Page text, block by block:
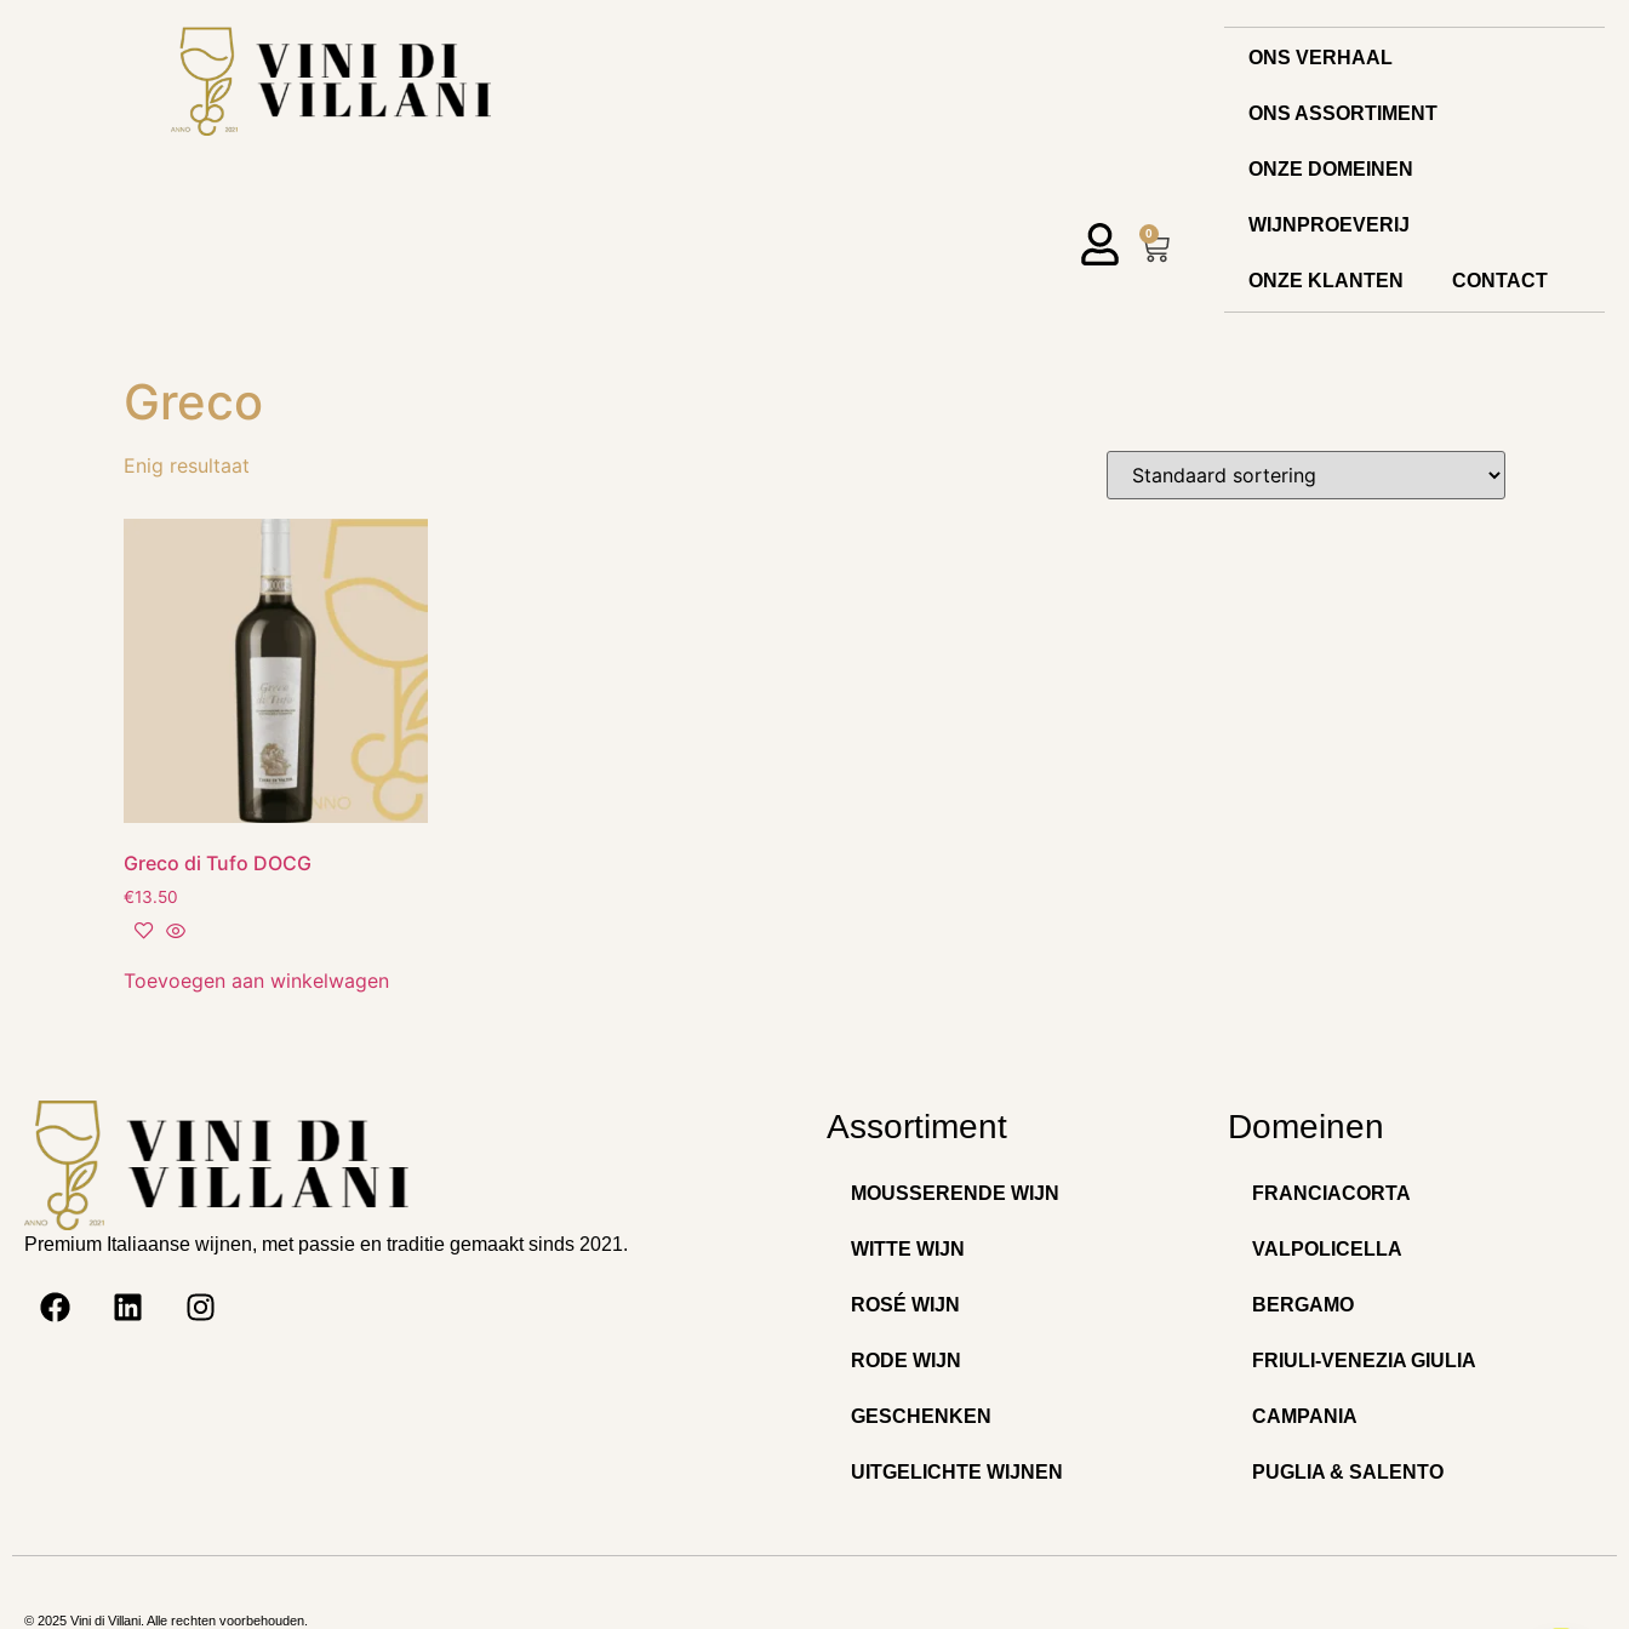
0
ONS VERHAAL
ONS ASSORTIMENT
ONZE DOMEINEN
WIJNPROEVERIJ
ONZE KLANTEN CONTACT
Greco
Enig resultaat
Greco di Tufo DOCG
€13.50
Toevoegen aan winkelwagen
Premium Italiaanse wijnen, met passie en traditie gemaakt sinds 2021.
Assortiment
MOUSSERENDE WIJN
WITTE WIJN
ROSÉ WIJN
RODE WIJN
GESCHENKEN
UITGELICHTE WIJNEN
Domeinen
FRANCIACORTA
VALPOLICELLA
BERGAMO
FRIULI-VENEZIA GIULIA
CAMPANIA
PUGLIA & SALENTO
© 2025 Vini di Villani. Alle rechten voorbehouden.